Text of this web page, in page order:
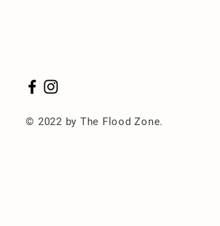
© 2022 by The Flood Zone.